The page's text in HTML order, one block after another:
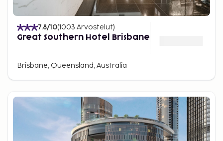
7.8/10(1003 Arvostelut)
Great Southern Hotel Brisbane
Brisbane, Queensland, Australia